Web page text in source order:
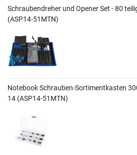
Schraubendreher und Opener Set - 80
(ASP14-51MTN)
Notebook Schrauben-Sortimentkasten
14 (ASP14-51MTN)